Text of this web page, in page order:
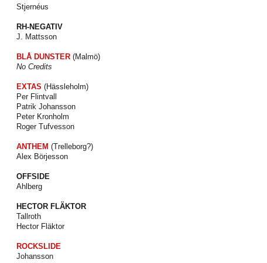
Stjernéus
RH-NEGATIV
J. Mattsson
BLÅ DUNSTER (Malmö)
No Credits
EXTAS (Hässleholm)
Per Flintvall
Patrik Johansson
Peter Kronholm
Roger Tufvesson
ANTHEM (Trelleborg?)
Alex Börjesson
OFFSIDE
Ahlberg
HECTOR FLÄKTOR
Tallroth
Hector Fläktor
ROCKSLIDE
Johansson